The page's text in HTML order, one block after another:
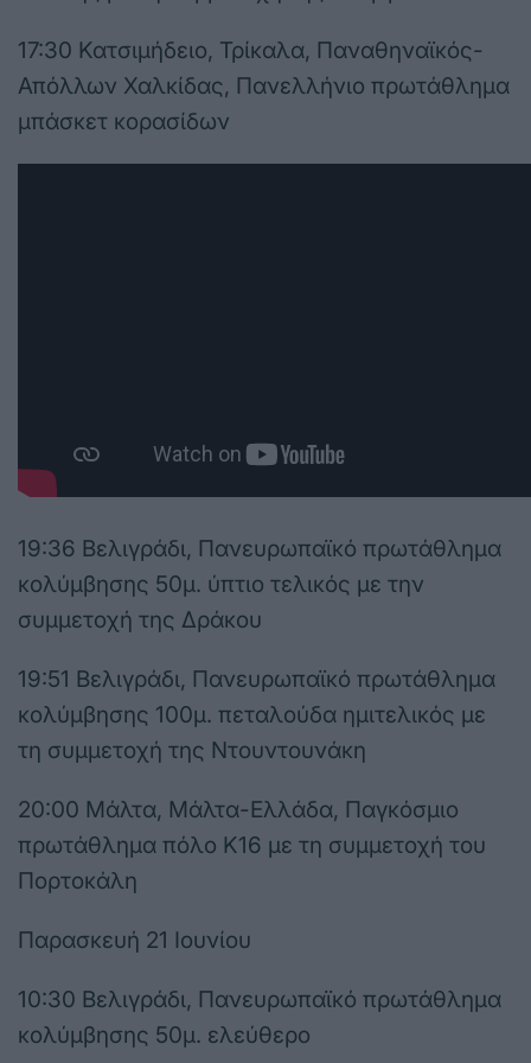
17:30 Κατσιμήδειο, Τρίκαλα, Παναθηναϊκός-
Απόλλων Χαλκίδας, Πανελλήνιο πρωτάθλημα
μπάσκετ κορασίδων
19:36 Βελιγράδι, Πανευρωπαϊκό πρωτάθλημα
κολύμβησης 50μ. ύπτιο τελικός με την
συμμετοχή της Δράκου
19:51 Βελιγράδι, Πανευρωπαϊκό πρωτάθλημα
κολύμβησης 100μ. πεταλούδα ημιτελικός με
τη συμμετοχή της Ντουντουνάκη
20:00 Μάλτα, Μάλτα-Ελλάδα, Παγκόσμιο
πρωτάθλημα πόλο Κ16 με τη συμμετοχή του
Πορτοκάλη
Παρασκευή 21 Ιουνίου
10:30 Βελιγράδι, Πανευρωπαϊκό πρωτάθλημα
κολύμβησης 50μ. ελεύθερο